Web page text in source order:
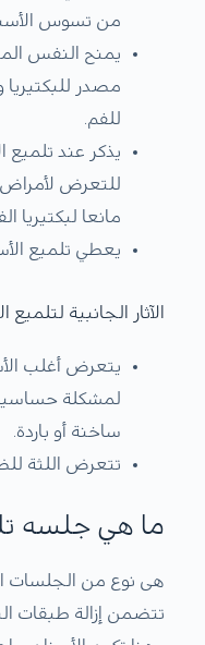
من تسوس
يمنح النفس
مصدر للبكتيريا
للفم.
يذكر عند تلميع
للتعرض لأمراض
مانعا لبكتيريا
يعطي تلميع
الآثار الجانبية لتلميع
يتعرض أغلب
لمشكلة
ساخنة أو باردة.
تتعرض اللثة
ما هي جلسه
هى نوع من الجلسات
تتضمن إزالة طبقات